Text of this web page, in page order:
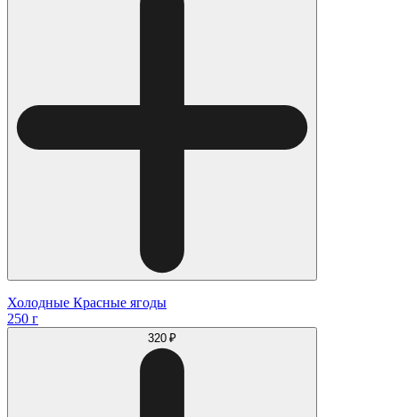
Холодные Красные ягоды
250 г
320 ₽